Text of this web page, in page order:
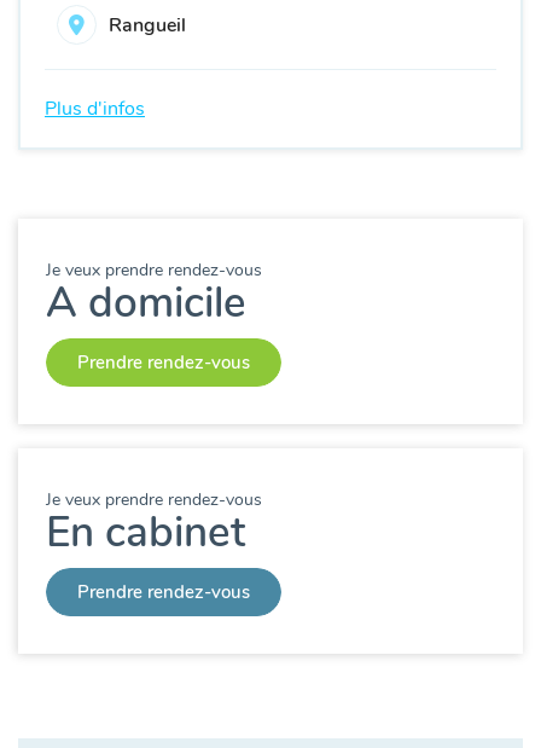
Rangueil
Plus d'infos
Je veux prendre rendez-vous
A domicile
Prendre rendez-vous
Je veux prendre rendez-vous
En cabinet
Prendre rendez-vous